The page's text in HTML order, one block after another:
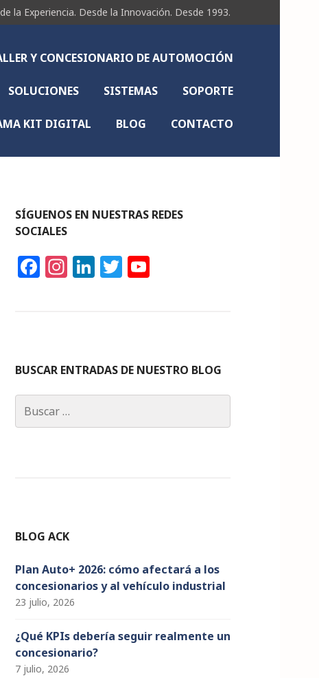
la Experiencia. Desde la Innovación. Desde 1993.
Y CONCESIONARIO DE AUTOMOCIÓN
SOLUCIONES SISTEMAS SOPORTE
KIT DIGITAL BLOG CONTACTO
SÍGUENOS EN NUESTRAS REDES
SOCIALES
F
o
o
k
In
m
Li
n
T
b
e
C
BUSCAR ENTRADAS DE NUESTRO BLOG
BLOG ACK
Plan Auto+ 2026: cómo afectará a los
concesionarios y al vehículo industrial
23 julio, 2026
¿Qué KPIs debería seguir realmente un
concesionario?
7 julio, 2026